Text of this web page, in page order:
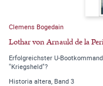
Clemens Bogedain
Lothar von Arnauld de la
Erfolgreichster U-
"Kriegsheld"?
Historia altera, Band 3